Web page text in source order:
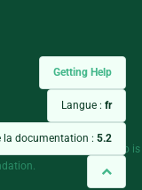
Getting Help
Langue : fr
la documentation : 5.2
contributors. Django is